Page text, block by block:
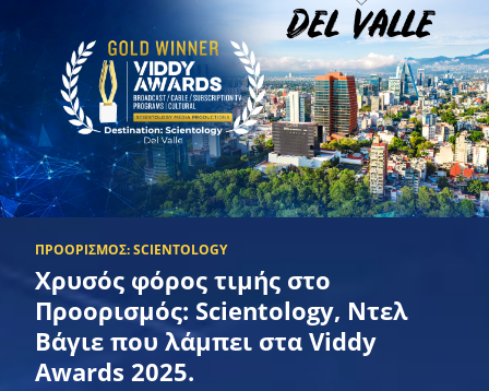
Χρυσός φόρος τιμής στο
Προορισμός: Scientology, Ντελ
Βάγιε που λάμπει στα Viddy
Awards 2025.